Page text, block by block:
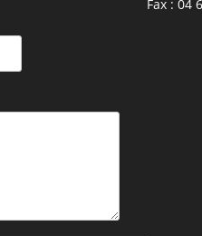
Fax : 04